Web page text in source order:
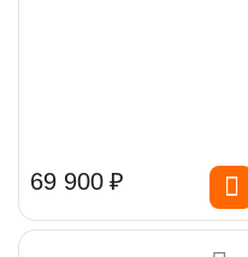
69 900 ₽